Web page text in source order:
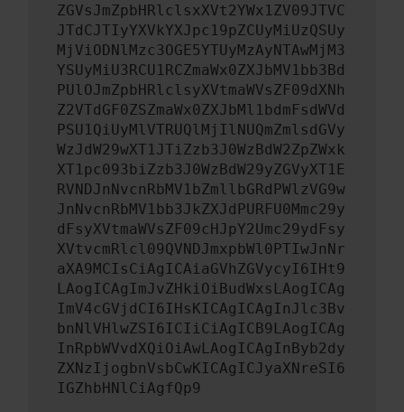
ZGVsJmZpbHRlclsxXVt2YWx1ZV09JTVC
JTdCJTIyYXVkYXJpc19pZCUyMiUzQSUy
MjViODNlMzc3OGE5YTUyMzAyNTAwMjM3
YSUyMiU3RCU1RCZmaWx0ZXJbMV1bb3Bd
PUlOJmZpbHRlclsyXVtmaWVsZF09dXNh
Z2VTdGF0ZSZmaWx0ZXJbMl1bdmFsdWVd
PSU1QiUyMlVTRUQlMjIlNUQmZmlsdGVy
WzJdW29wXT1JTiZzb3J0WzBdW2ZpZWxk
XT1pc093biZzb3J0WzBdW29yZGVyXT1E
RVNDJnNvcnRbMV1bZmllbGRdPWlzVG9w
JnNvcnRbMV1bb3JkZXJdPURFU0Mmc29y
dFsyXVtmaWVsZF09cHJpY2Umc29ydFsy
XVtvcmRlcl09QVNDJmxpbWl0PTIwJnNr
aXA9MCIsCiAgICAiaGVhZGVycyI6IHt9
LAogICAgImJvZHkiOiBudWxsLAogICAg
ImV4cGVjdCI6IHsKICAgICAgInJlc3Bv
bnNlVHlwZSI6ICIiCiAgICB9LAogICAg
InRpbWVvdXQiOiAwLAogICAgInByb2dy
ZXNzIjogbnVsbCwKICAgICJyaXNreSI6
IGZhbHNlCiAgfQp9